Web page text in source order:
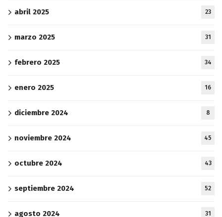
abril 2025 23
marzo 2025 31
febrero 2025 34
enero 2025 16
diciembre 2024 8
noviembre 2024 45
octubre 2024 43
septiembre 2024 52
agosto 2024 31